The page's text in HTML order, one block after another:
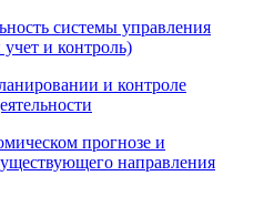
системы управления
и контроль)
и контроле
прогнозе и
направления